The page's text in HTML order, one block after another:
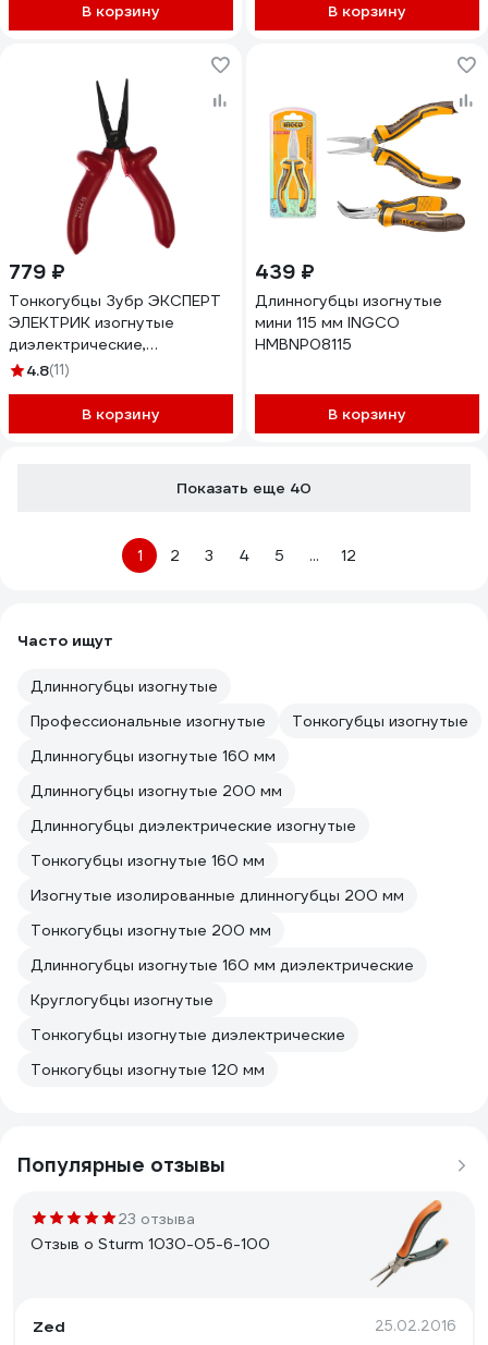
В корзину В корзину
779 ₽
Тонкогубцы Зубр ЭКСПЕРТ
ЭЛЕКТРИК изогнутые
диэлектрические,
высоковольтные до ~1000В,
4.8(11)
В корзину
439 ₽
Длинногубцы изогнутые
мини 115 мм INGCO
HMBNP08115
В корзину
Показать еще 40
1 2 3 4 5 ... 12
Часто ищут
Длинногубцы изогнутые
Профессиональные изогнутые
Тонкогубцы изогнутые
Длинногубцы изогнутые 160 мм
Длинногубцы изогнутые 200 мм
Длинногубцы диэлектрические изогнутые
Тонкогубцы изогнутые 160 мм
Изогнутые изолированные длинногубцы 200 мм
Тонкогубцы изогнутые 200 мм
Длинногубцы изогнутые 160 мм диэлектрические
Круглогубцы изогнутые
Тонкогубцы изогнутые диэлектрические
Тонкогубцы изогнутые 120 мм
Популярные отзывы
23 отзыва
Отзыв о Sturm 1030-05-6-100
Zed 25.02.2016